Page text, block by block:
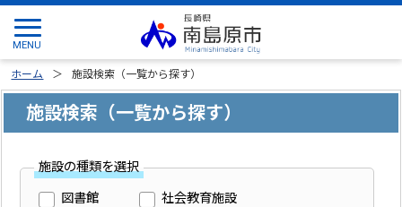
ホーム 施設検索（一覧から探す）
施設検索（一覧から探す）
施設の種類を選択
図書館 社会教育施設